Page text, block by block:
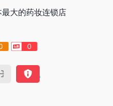
大的药妆连锁店
0